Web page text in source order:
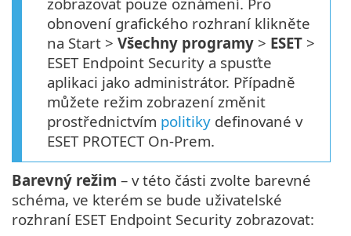
obnovení grafického rozhraní klikněte
na Start > Všechny programy > ESET >
ESET Endpoint Security a spusťte
aplikaci jako administrátor. Případně
můžete režim zobrazení změnit
prostřednictvím politiky definované v
ESET PROTECT On-Prem.
Barevný režim – v této části zvolte barevné
schéma, ve kterém se bude uživatelské
rozhraní ESET Endpoint Security zobrazovat: